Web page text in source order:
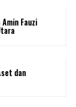
Fauzi
dan